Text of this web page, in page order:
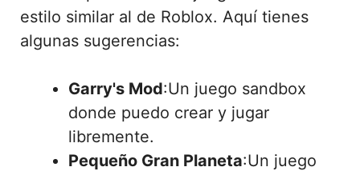
estilo similar al de Roblox. Aquí tienes
algunas sugerencias:
Garry's Mod:Un juego sandbox
donde puedo crear y jugar
libremente.
Pequeño Gran Planeta:Un juego